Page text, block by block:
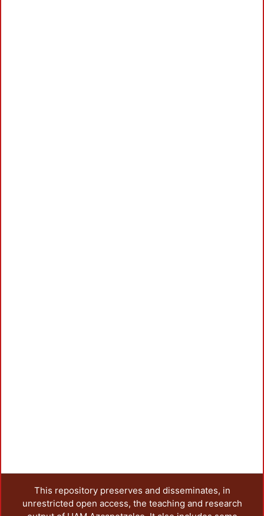
This repository preserves and disseminates, in
unrestricted open access, the teaching and research